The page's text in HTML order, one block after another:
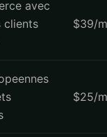
avec
clients
$39/
$25/